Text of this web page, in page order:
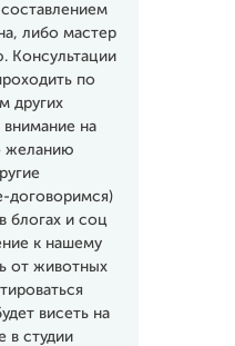
либо мастер
Консультации
по
других
внимание на
желанию
договоримся)
блогах и соц
к нашему
от животных
висеть на
в студии